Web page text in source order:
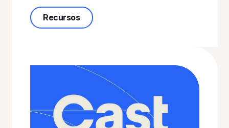
Recursossobre la Agenda Política 2017